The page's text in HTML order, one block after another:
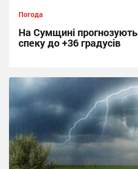
Погода
На Сумщині прогнозують
спеку до +36 градусів
14:09, 3.08.2026